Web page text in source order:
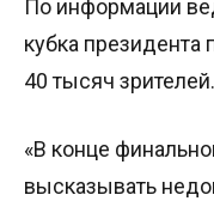
По информации
кубка президента
40 тысяч зрителей.
«В конце
высказывать